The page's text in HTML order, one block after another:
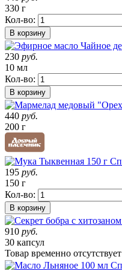
330 г
Кол-во:
В корзину
230 руб.
10 мл
Кол-во:
В корзину
440 руб.
200 г
195 руб.
150 г
Кол-во:
В корзину
910 руб.
30 капсул
Товар временно отсутствует